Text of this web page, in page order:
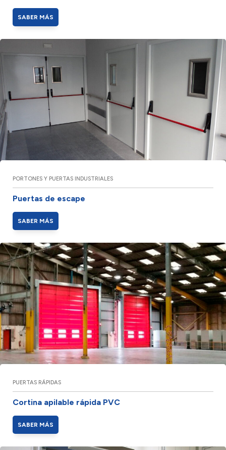
SABER MÁS
PORTONES Y PUERTAS INDUSTRIALES
Puertas de escape
SABER MÁS
PUERTAS RÁPIDAS
Cortina apilable rápida PVC
SABER MÁS